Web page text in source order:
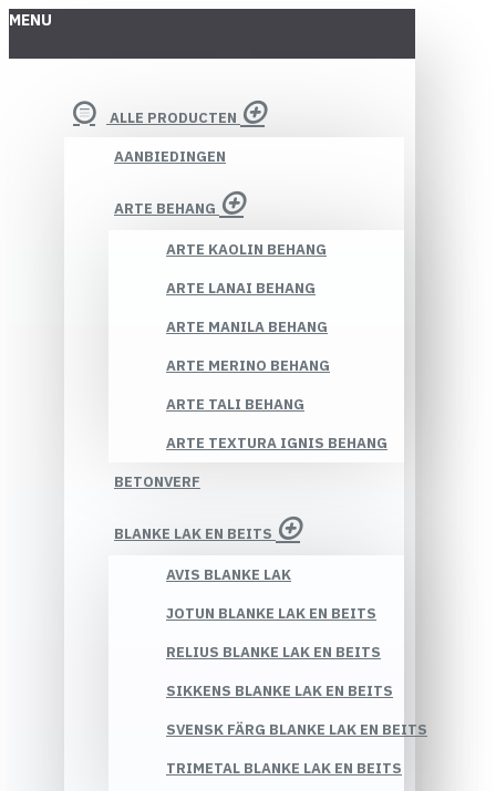
MENU
ALLE PRODUCTEN
AANBIEDINGEN
ARTE BEHANG
ARTE KAOLIN BEHANG
ARTE LANAI BEHANG
ARTE MANILA BEHANG
ARTE MERINO BEHANG
ARTE TALI BEHANG
ARTE TEXTURA IGNIS BEHANG
BETONVERF
BLANKE LAK EN BEITS
AVIS BLANKE LAK
JOTUN BLANKE LAK EN BEITS
RELIUS BLANKE LAK EN BEITS
SIKKENS BLANKE LAK EN BEITS
SVENSK FÄRG BLANKE LAK EN BEITS
TRIMETAL BLANKE LAK EN BEITS